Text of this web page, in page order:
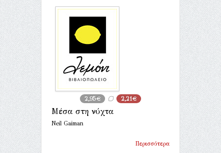
2,95€ 2,21€
Μέσα στη νύχτα
Neil Gaiman
Περισσότερα